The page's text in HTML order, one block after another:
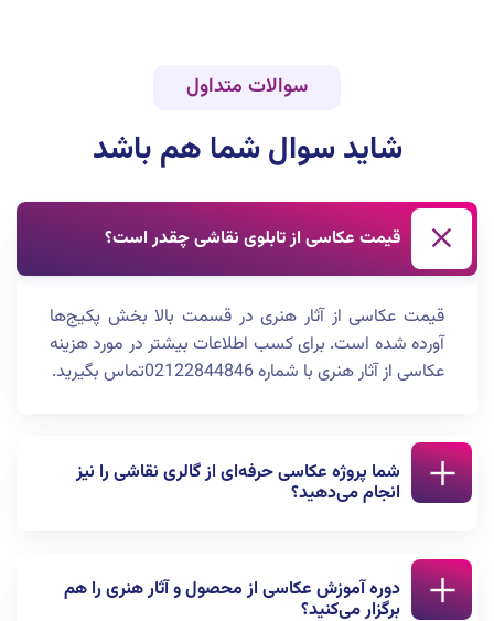
سوالات متداول
شاید سوال شما هم باشد
قیمت عکاسی از تابلوی نقاشی چقدر است؟
قیمت عکاسی از آثار هنری در قسمت بالا بخش پکیج‌ها
آورده شده است. برای کسب اطلاعات بیشتر در مورد هزینه
عکاسی از آثار هنری با شماره 02122844846تماس بگیرید.
شما پروژه عکاسی حرفه‌ای از گالری نقاشی را نیز
انجام می‌دهید؟
بله. عکاسی صنعتی از گالری نقاشی، ایونت‌ هنری، تابلو‌های
نقاشی و حتی سایر آثار هنری مثل: مجسمه، سفال و ... نیز
دوره آموزش عکاسی از محصول و آثار هنری را هم
برگزار می‌کنید؟